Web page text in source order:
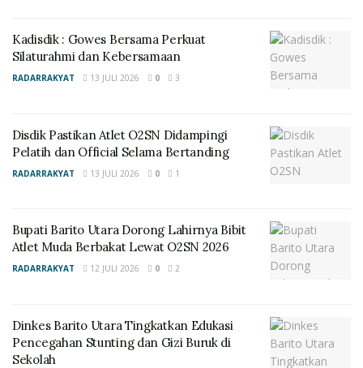
Ia juga menegaskan bahwa kegiatan penyuluhan
hukum ini merupakan langkah preventif agar para
kewenangan, serta potensi risiko hukum dalam
pengelolaan anggaran desa.
Wakil Bupati menambahkan bahwa Pemerintah
tata kelola desa berbasis digital melalui penerapan
SIPADES, yang diharapkan mampu meningkatkan
akurasi data aset desa, transparansi administrasi, serta
pertanggungjawaban pembangunan desa secara
Kadisdik : Gowes Bersama Perkuat
Silaturahmi dan Kebersamaan
RADARRAKYAT 13 JULI 2026 0 3
Disdik Pastikan Atlet O2SN Didampingi
Pelatih dan Official Selama Bertanding
RADARRAKYAT 13 JULI 2026 0 1
Bupati Barito Utara Dorong Lahirnya Bibit
Atlet Muda Berbakat Lewat O2SN 2026
RADARRAKYAT 12 JULI 2026 0 2
Dinkes Barito Utara Tingkatkan Edukasi
Pencegahan Stunting dan Gizi Buruk di
Sekolah